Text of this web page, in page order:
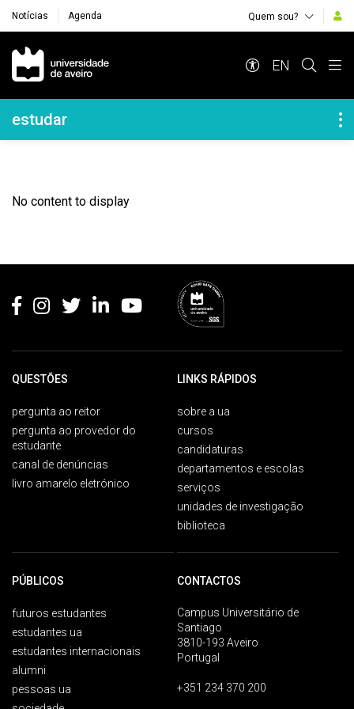
Notícias Agenda Quem sou?
Navegação Principal
EN
Navegação Lateral
estudar
No content to display
QUESTÕES
pergunta ao reitor
pergunta ao provedor do
estudante
canal de denúncias
livro amarelo eletrónico
LINKS RÁPIDOS
sobre a ua
cursos
candidaturas
departamentos e escolas
serviços
unidades de investigação
biblioteca
PÚBLICOS
futuros estudantes
estudantes ua
estudantes internacionais
alumni
pessoas ua
CONTACTOS
Campus Universitário de
Santiago
3810-193 Aveiro
Portugal
+351 234 370 200